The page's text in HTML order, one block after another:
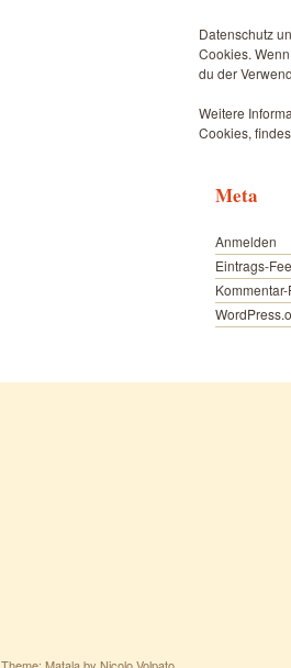
Datenschutz
Cookies.
du der
Weitere
Cookies,
Meta
Anmelden
Eintrags-